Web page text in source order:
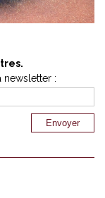
newsletter :